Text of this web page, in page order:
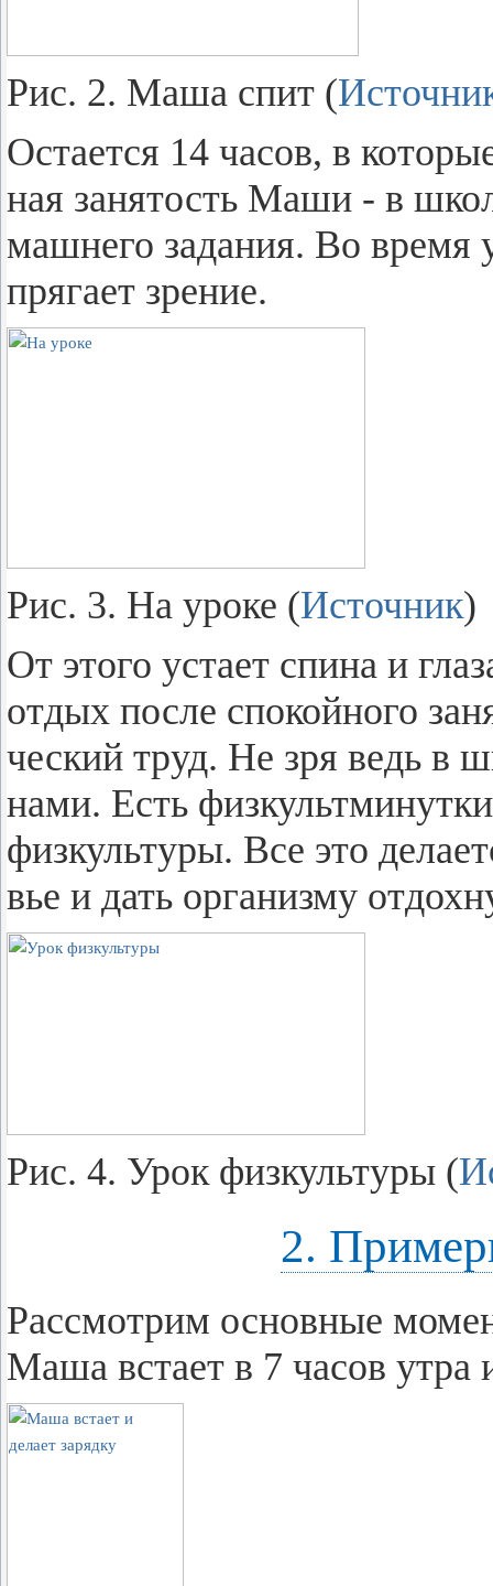
Рис. 2. Маша спит (
Оста­ет­ся 14 часов, в
ная за­ня­тость Маши - в
маш­не­го за­да­ния. Во время
пря­га­ет зре­ние.
Рис. 3. На уроке (Ис­точ­ник)
От этого уста­ет спина и
отдых после спо­кой­но­го
че­ский труд. Не зря ведь в
на­ми. Есть
физ­куль­ту­ры. Все это
вье и дать ор­га­низ­му
Рис. 4. Урок физ­куль­ту­ры (
2.
Рас­смот­рим ос­нов­ные
Маша вста­ет в 7 часов утра